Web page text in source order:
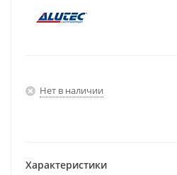
Нет в наличии
Характеристики